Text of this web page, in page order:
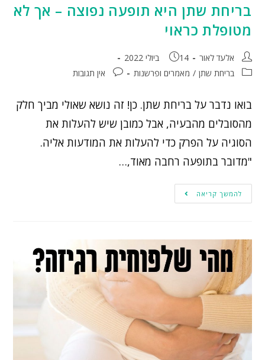
בריחת שתן היא תופעה נפוצה – אך לא
מטופלת כראוי
אלעד לאור
14 ביולי 2022
בריחת שתן / מאמרים ופרשנות אין תגובות
בואו נדבר על בריחת שתן. כן! זה נושא שאולי מביך חלק
מהסובלים מהבעיה, אבל כמובן שיש להעלות את
הסוגיה על הפרק כדי להעלות את המודעות אליה.
"מדובר בתופעה רחבה מאוד,…
להמשך קריאה